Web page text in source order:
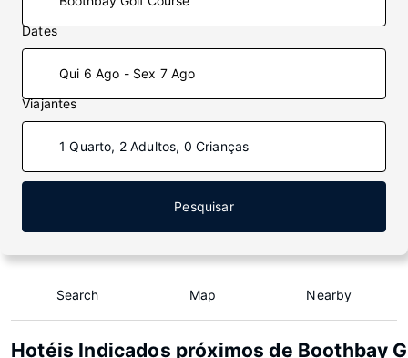
Dates
Qui 6 Ago - Sex 7 Ago
Viajantes
1 Quarto, 2 Adultos, 0 Crianças
Pesquisar
Search Map Nearby
Hotéis Indicados próximos de Boothbay